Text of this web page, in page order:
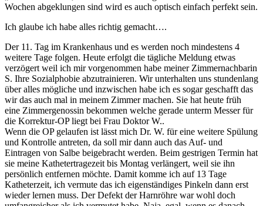
Wochen abgeklungen sind wird es auch optisch einfach perfekt sein.
Ich glaube ich habe alles richtig gemacht….
Der 11. Tag im Krankenhaus und es werden noch mindestens 4
weitere Tage folgen. Heute erfolgt die tägliche Meldung etwas
verzögert weil ich mir vorgenommen habe meiner Zimmernachbarin
S. Ihre Sozialphobie abzutrainieren. Wir unterhalten uns stundenlang
über alles mögliche und inzwischen habe ich es sogar geschafft das
wir das auch mal in meinem Zimmer machen. Sie hat heute früh
eine Zimmergenossin bekommen welche gerade unterm Messer für
die Korrektur-OP liegt bei Frau Doktor W..
Wenn die OP gelaufen ist lässt mich Dr. W. für eine weitere Spülung
und Kontrolle antreten, da soll mir dann auch das Auf- und
Eintragen von Salbe beigebracht werden. Beim gestrigen Termin hat
sie meine Kathetertragezeit bis Montag verlängert, weil sie ihn
persönlich entfernen möchte. Damit komme ich auf 13 Tage
Katheterzeit, ich vermute das ich eigenständiges Pinkeln dann erst
wieder lernen muss. Der Defekt der Harnröhre war wohl doch